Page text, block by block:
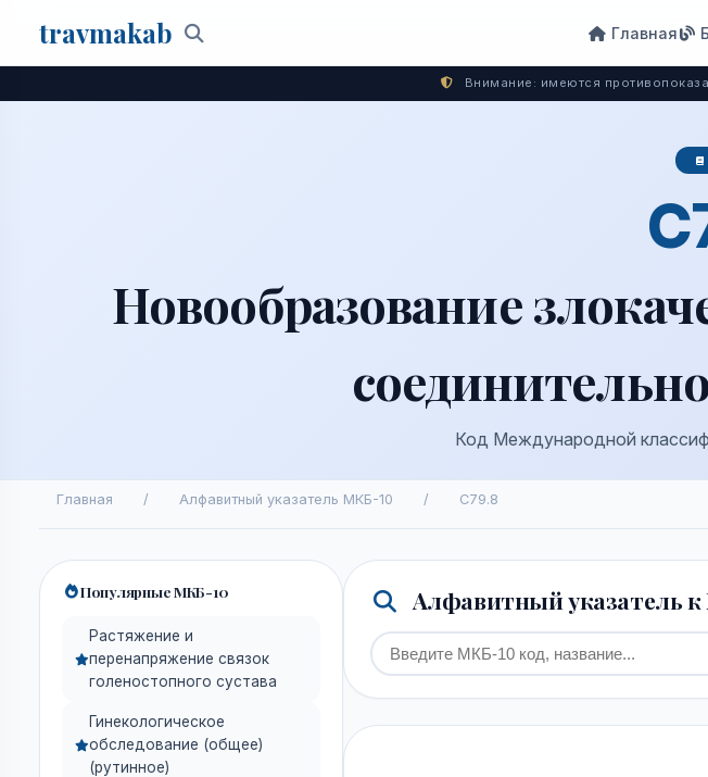
travmakab Поиск
Главная
Внимание: имеются
Новообразование
Код Международной
Главная / Алфавитный указатель МКБ-10 / C79.8
Популярные МКБ-10
Растяжение и
перенапряжение связок
голеностопного сустава
Гинекологическое
обследование (общее)
(рутинное)
Алфавитный указатель